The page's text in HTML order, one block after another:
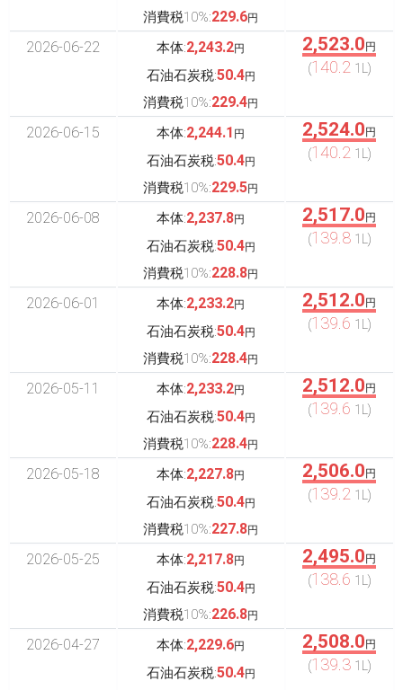
消費税10%:229.6円
2026-06-22 本体:2,243.2円
石油石炭税:50.4円
消費税10%:229.4円
2,523.0 円
(140.2 1L)
2026-06-15 本体:2,244.1 円
石油石炭税:50.4円
消費税10%:229.5円
2,524.0 円
(140.2 1L)
2026-06-08 本体:2,237.8円
石油石炭税:50.4円
消費税10%:228.8円
2,517.0 円
(139.81L)
2026-06-01 本体:2,233.2円
石油石炭税:50.4円
消費税10%:228.4円
2,512.0 円
(139.6 1L)
2026-05-11 本体:2,233.2円
石油石炭税:50.4円
消費税10%:228.4円
2,512.0 円
(139.6 1L)
2026-05-18 本体:2,227.8円
石油石炭税:50.4円
消費税10%:227.8円
2,506.0 円
(139.2 1L)
2026-05-25 本体:2,217.8円
石油石炭税:50.4円
消費税10%:226.8円
2,495.0 円
(138.6 1L)
2026-04-27 本体:2,229.6円
石油石炭税:50.4円
2,508.0 円
(139.31L)